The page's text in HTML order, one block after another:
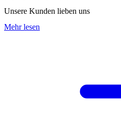
Unsere Kunden lieben uns
Mehr lesen